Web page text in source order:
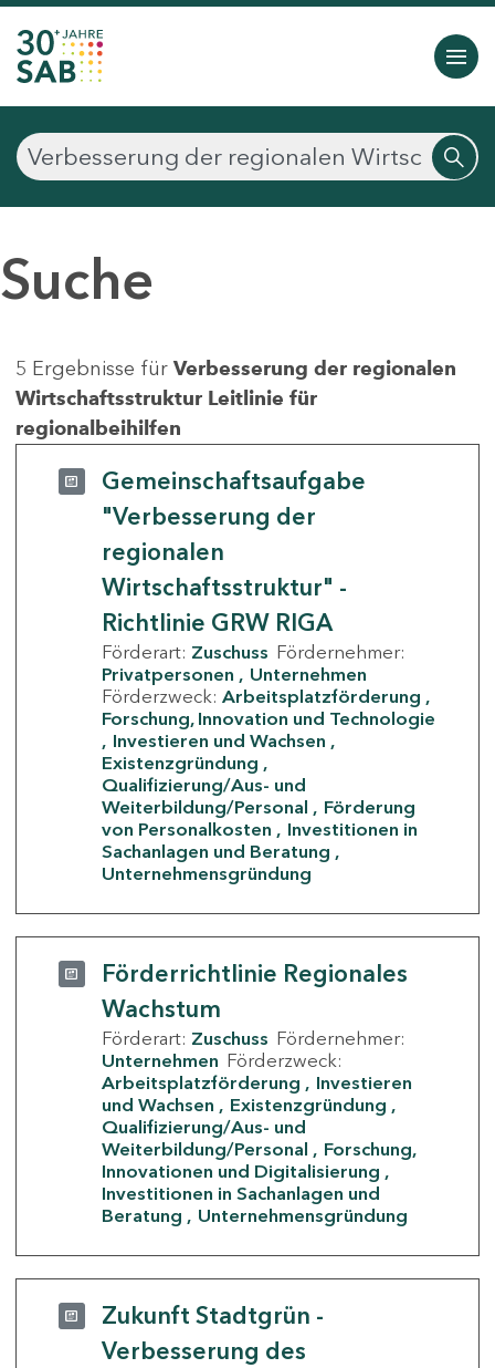
Suche
5 Ergebnisse für Verbesserung der regionalen
Wirtschaftsstruktur Leitlinie für
regionalbeihilfen
Gemeinschaftsaufgabe
"Verbesserung der
regionalen
Wirtschaftsstruktur" -
Richtlinie GRW RIGA
Förderart: Zuschuss Fördernehmer:
Privatpersonen
Unternehmen
Förderzweck: Arbeitsplatzförderung
Forschung, Innovation und Technologie
Investieren und Wachsen
Existenzgründung
Qualifizierung/Aus- und
Weiterbildung/Personal
Förderung
von Personalkosten
Investitionen in
Sachanlagen und Beratung
Unternehmensgründung
Förderrichtlinie Regionales
Wachstum
Förderart: Zuschuss Fördernehmer:
Unternehmen Förderzweck:
Arbeitsplatzförderung
Investieren
und Wachsen
Existenzgründung
Qualifizierung/Aus- und
Weiterbildung/Personal
Forschung,
Innovationen und Digitalisierung
Investitionen in Sachanlagen und
Beratung
Unternehmensgründung
Zukunft Stadtgrün -
Verbesserung des